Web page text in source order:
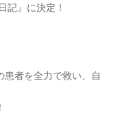
記』に決定！
患者を全力で救い、自